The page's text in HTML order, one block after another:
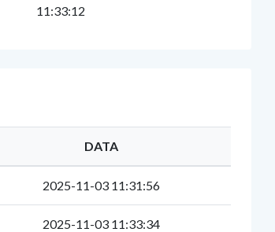
11:33:12
DATA
2025-11-03 11:31:56
2025-11-03 11:33:34